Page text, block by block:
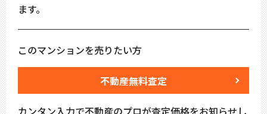
ます。
このマンションを売りたい方
不動産無料査定
カンタン入力で不動産のプロが査定価格をお知らせし